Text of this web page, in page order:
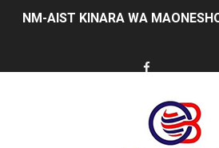
NM-AIST KINARA WA
ORIJIN Yawaunganisha